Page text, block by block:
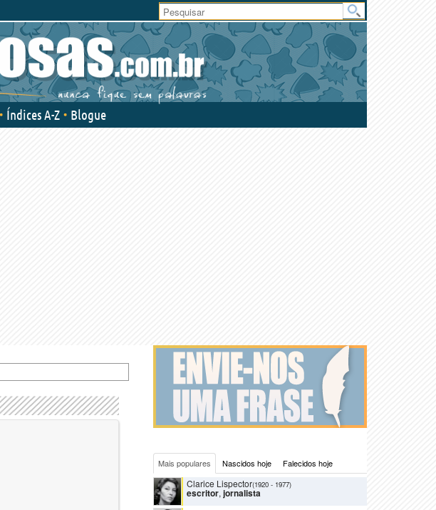
Área
do
Usuário
Índices A-Z Blogue
Mais populares Nascidos hoje Falecidos hoje
Clarice Lispector(1920 - 1977)
escritor, jornalista